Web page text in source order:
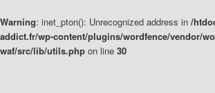
Warning: inet_pton(): Unrecognized address in /
addict.fr/wp-content/plugins/wordfence/vendor/
waf/src/lib/utils.php on line 30